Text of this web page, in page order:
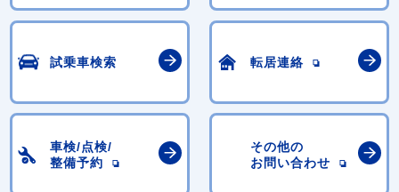
試乗車検索 転居連絡
車検/点検/
整備予約
その他の
お問い合わせ